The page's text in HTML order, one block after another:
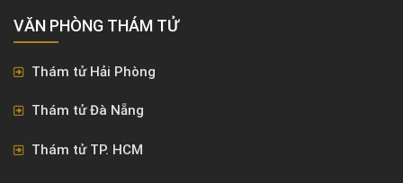
VĂN PHÒNG ​THÁM TỬ
Thám tử Hải Phòng
Thám tử Đà Nẵng
Thám tử TP. HCM